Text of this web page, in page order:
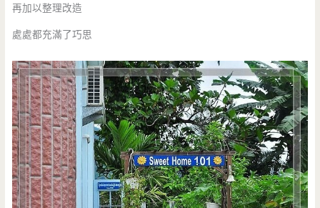
再加以整理改造
處處都充滿了巧思